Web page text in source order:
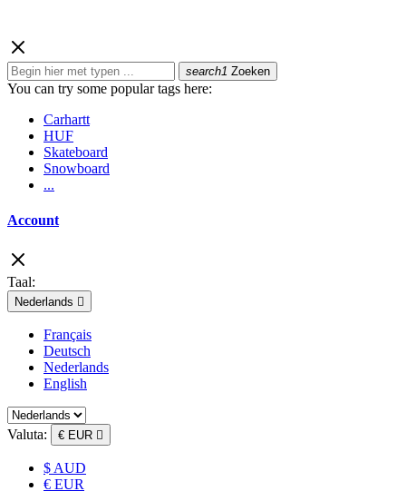
search1 Zoeken
You can try some popular tags here:
Carhartt
HUF
Skateboard
Snowboard
...
Account
Taal:
Nederlands 
Français
Deutsch
Nederlands
English
Valuta: € EUR 
$ AUD
€ EUR